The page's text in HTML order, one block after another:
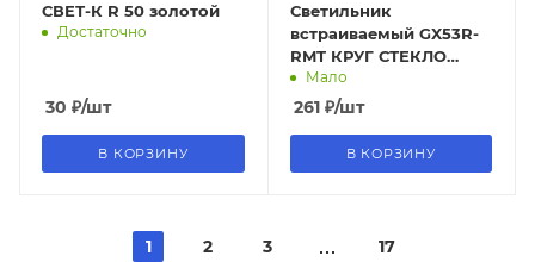
СВЕТ-К R 50 золотой
Достаточно
30 ₽/шт
В КОРЗИНУ
Светильник
встраиваемый GX53R-
RMT КРУГ СТЕКЛО
матовый под лампу
GX53 IN HOME
Мало
261₽/шт
В КОРЗИНУ
1 2 3 17